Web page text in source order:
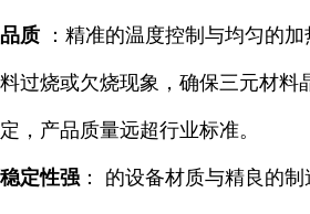
品质 ：精准的温度控制与均匀的
料过烧或欠烧现象，确保三元材料
定，产品质量远超行业标准。
稳定性强 ： 的设备材质与精良的